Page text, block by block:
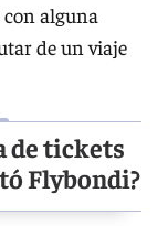
alguna
de un viaje
de tickets
Flybondi?